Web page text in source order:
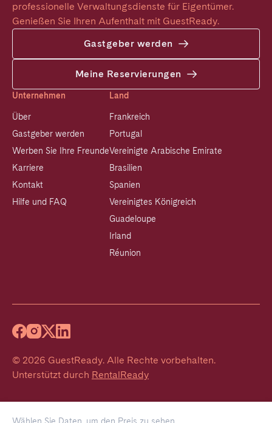
professionelle Verwaltungsdienste für Eigentümer.
Genießen Sie Ihren Aufenthalt mit GuestReady.
Gastgeber werden
Meine Reservierungen
Unternehmen
Über
Gastgeber werden
Werben Sie Ihre Freunde
Karriere
Kontakt
Hilfe und FAQ
Land
Frankreich
Portugal
Vereinigte Arabische Emirate
Brasilien
Spanien
Vereinigtes Königreich
Guadeloupe
Irland
Réunion
© 2026 GuestReady. Alle Rechte vorbehalten.
Unterstützt durch RentalReady